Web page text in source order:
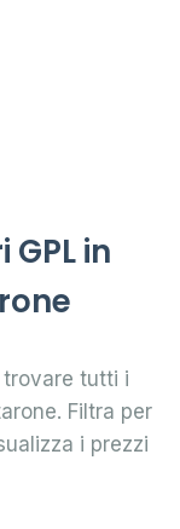
in
tutti i
Filtra per
i prezzi